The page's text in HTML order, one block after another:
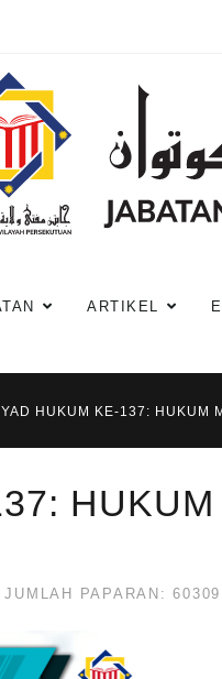
ARTIKEL
HUKUM KE-137: HUKUM
JUMLAH PAPARAN: 60309